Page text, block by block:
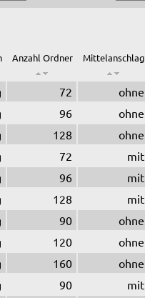
Anzahl Ordner Mittelanschlag
72 ohne
96 ohne
128 ohne
72 mit
96 mit
128 mit
90 ohne
120 ohne
160 ohne
90 mit